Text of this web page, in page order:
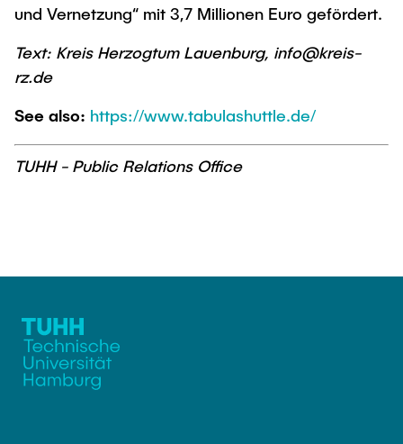
und Vernetzung“ mit 3,7 Millionen Euro gefördert.
Text: Kreis Herzogtum Lauenburg, info@kreis-
rz.de
See also: https://www.tabulashuttle.de/
TUHH - Public Relations Office